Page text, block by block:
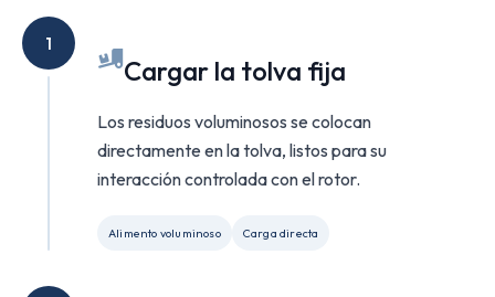
1
Cargar la tolva fija
Los residuos voluminosos se colocan
directamente en la tolva, listos para su
interacción controlada con el rotor.
Alimento voluminoso Carga directa